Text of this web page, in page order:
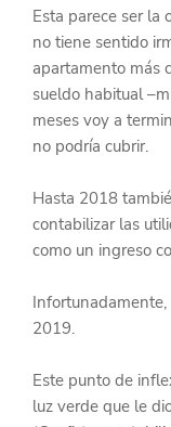
Esta parece ser la
no tiene sentido
apartamento más
sueldo habitual
meses voy a
no podría cubrir.
Hasta 2018
contabilizar las
como un ingreso
Infortunadamente,
2019.
Este punto de
luz verde que le